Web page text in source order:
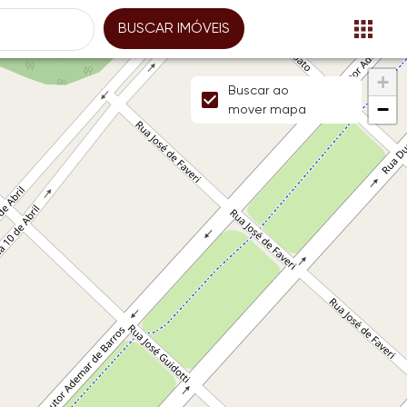
BUSCAR IMÓVEIS
+
−
Buscar ao
mover mapa